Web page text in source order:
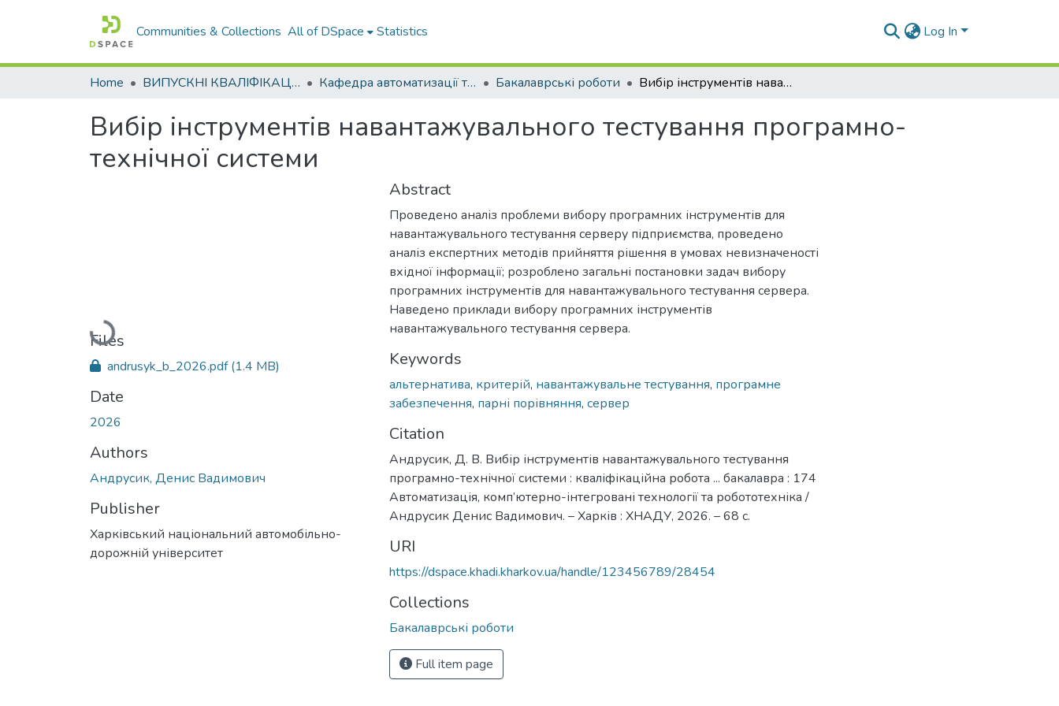
Communities & Collections All of DSpace Statistics Log In
Home ВИПУСКНІ КВАЛІФІКАЦІЙНІ РОБОТИ Кафедра автоматизації та комп’ютерно-інтегрованих технологій Бакалаврські роботи Вибір інструментів навантажувального тестування програмно-технічної системи
Вибір інструментів навантажувального тестування програмно-
технічної системи
Loading...
Files
andrusyk_b_2026.pdf(1.4 MB)
Date
2026
Authors
Андрусик, Денис Вадимович
Publisher
Харківський національний автомобільно-
дорожній університет
Abstract
Проведено аналіз проблеми вибору програмних інструментів для
навантажувального тестування серверу підприємства, проведено
аналіз експертних методів прийняття рішення в умовах невизначеності
вхідної інформації; розроблено загальні постановки задач вибору
програмних інструментів для навантажувального тестування сервера.
Наведено приклади вибору програмних інструментів
навантажувального тестування сервера.
Keywords
альтернатива, критерій, навантажувальне тестування, програмне
забезпечення, парні порівняння, сервер
Citation
Андрусик, Д. В. Вибір інструментів навантажувального тестування
програмно-технічної системи : кваліфікаційна робота ... бакалавра : 174
Автоматизація, комп’ютерно-інтегровані технології та робототехніка /
Андрусик Денис Вадимович. – Харків : ХНАДУ, 2026. – 68 с.
URI
https://dspace.khadi.kharkov.ua/handle/123456789/28454
Collections
Бакалаврські роботи
Full item page